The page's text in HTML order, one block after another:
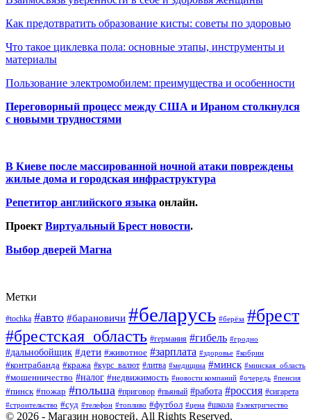
Как предотвратить образование кисты: советы по здоровью
Что такое циклевка пола: основные этапы, инструменты и
материалы
Пользование электромобилем: преимущества и особенности
Переговорный процесс между США и Ираном столкнулся
с новыми трудностями
В Киеве после массированной ночной атаки повреждены
жилые дома и городская инфраструктура
Репетитор английского языка онлайн.
Проект Виртуальный Брест новости.
Выбор дверей Магна
Метки
#tochka #авто #барановичи #беларусь #берёза #брест
#брестская_область #германия #гибель #гродно
#дальнобойщик #дети #животное #зарплата #здоровье #кобрин
#контрабанда #кража #курс_валют #литва #медицина #минск #минская_область
#мошенничество #налог #недвижимость #новости компаний #очередь #пенсия
#пинск #пожар #польша #приговор #пьяный #работа #россия #сигарета
#строительство #суд #телефон #топливо #футбол #цена #школа #электричество
© 2026 - Магазин новостей. All Rights Reserved.